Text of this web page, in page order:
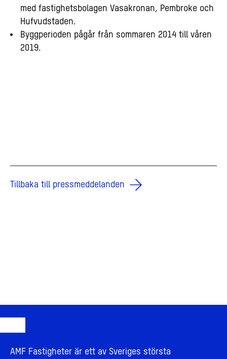
med fastighetsbolagen Vasakronan, Pembroke och
Hufvudstaden.
Byggperioden pågår från sommaren 2014 till våren
2019.
Tillbaka till pressmeddelanden
AMF Fastigheter är ett av Sveriges största